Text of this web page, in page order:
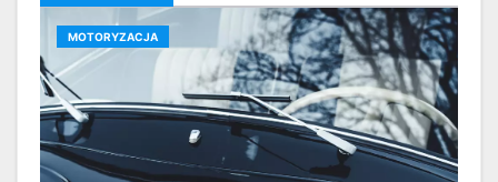
MOTORYZACJA